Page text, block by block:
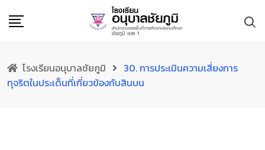
โรงเรียนอนุบาลชัยภูมิ
30. การประเมินความเสี่ยงการ
ทุจริตในประเด็นที่เกี่ยวข้องกับสินบน